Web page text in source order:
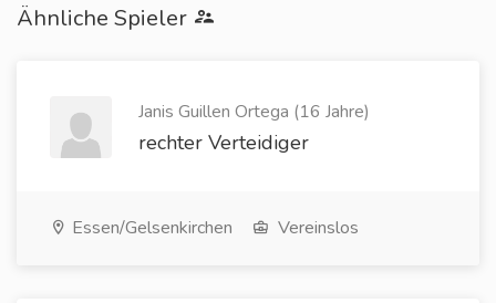
Ähnliche Spieler
Janis Guillen Ortega (16 Jahre)
rechter Verteidiger
Essen/Gelsenkirchen Vereinslos